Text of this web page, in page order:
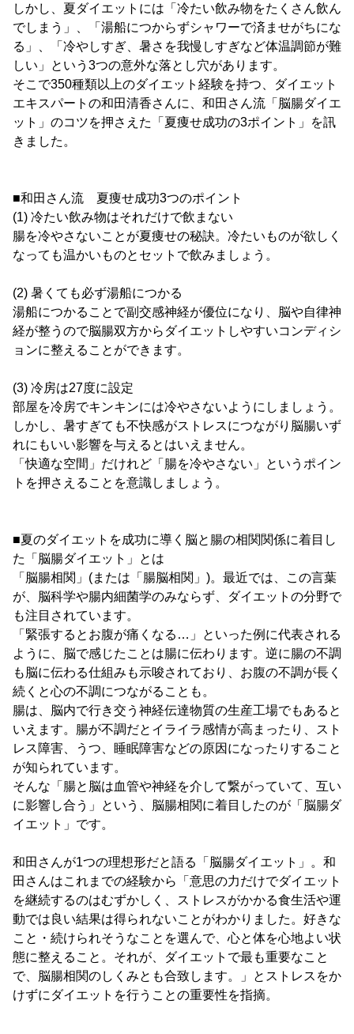
しかし、夏ダイエットには「冷たい飲み物をたくさん飲ん
でしまう」、「湯船につからずシャワーで済ませがちにな
る」、「冷やしすぎ、暑さを我慢しすぎなど体温調節が難
しい」という3つの意外な落とし穴があります。
そこで350種類以上のダイエット経験を持つ、ダイエット
エキスパートの和田清香さんに、和田さん流「脳腸ダイエ
ット」のコツを押さえた「夏痩せ成功の3ポイント」を訊
きました。
■和田さん流 夏痩せ成功3つのポイント
(1) 冷たい飲み物はそれだけで飲まない
腸を冷やさないことが夏痩せの秘訣。冷たいものが欲しく
なっても温かいものとセットで飲みましょう。
(2) 暑くても必ず湯船につかる
湯船につかることで副交感神経が優位になり、脳や自律神
経が整うので脳腸双方からダイエットしやすいコンディシ
ョンに整えることができます。
(3) 冷房は27度に設定
部屋を冷房でキンキンには冷やさないようにしましょう。
しかし、暑すぎても不快感がストレスにつながり脳腸いず
れにもいい影響を与えるとはいえません。
「快適な空間」だけれど「腸を冷やさない」というポイン
トを押さえることを意識しましょう。
■夏のダイエットを成功に導く脳と腸の相関関係に着目し
た「脳腸ダイエット」とは
「脳腸相関」(または「腸脳相関」)。最近では、この言葉
が、脳科学や腸内細菌学のみならず、ダイエットの分野で
も注目されています。
「緊張するとお腹が痛くなる…」といった例に代表される
ように、脳で感じたことは腸に伝わります。逆に腸の不調
も脳に伝わる仕組みも示唆されており、お腹の不調が長く
続くと心の不調につながることも。
腸は、脳内で行き交う神経伝達物質の生産工場でもあると
いえます。腸が不調だとイライラ感情が高まったり、スト
レス障害、うつ、睡眠障害などの原因になったりすること
が知られています。
そんな「腸と脳は血管や神経を介して繋がっていて、互い
に影響し合う」という、脳腸相関に着目したのが「脳腸ダ
イエット」です。
和田さんが1つの理想形だと語る「脳腸ダイエット」。和
田さんはこれまでの経験から「意思の力だけでダイエット
を継続するのはむずかしく、ストレスがかかる食生活や運
動では良い結果は得られないことがわかりました。好きな
こと・続けられそうなことを選んで、心と体を心地よい状
態に整えること。それが、ダイエットで最も重要なこと
で、脳腸相関のしくみとも合致します。」とストレスをか
けずにダイエットを行うことの重要性を指摘。